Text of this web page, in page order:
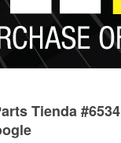
Tienda #6534